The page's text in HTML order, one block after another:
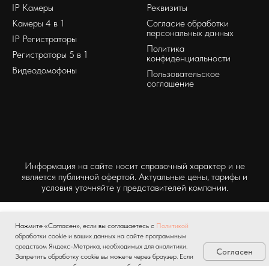
IP Камеры
Камеры 4 в 1
IP Регистраторы
Регистраторы 5 в 1
Видеодомофоны
Реквизиты
Согласие обработки
персональных данных
Политика
конфиденциальности
Пользовательское
соглашение
Информация на сайте носит справочный характер и не
является публичной офертой. Актуальные цены, тарифы и
условия уточняйте у представителей компании.
Нажмите «Согласен», если вы соглашаетесь с Политикой
обработки cookie и ваших данных на сайте программным
средством Яндекс-Метрика, необходимых для аналитики.
Запретить обработку cookie вы можете через браузер. Если
Согласен